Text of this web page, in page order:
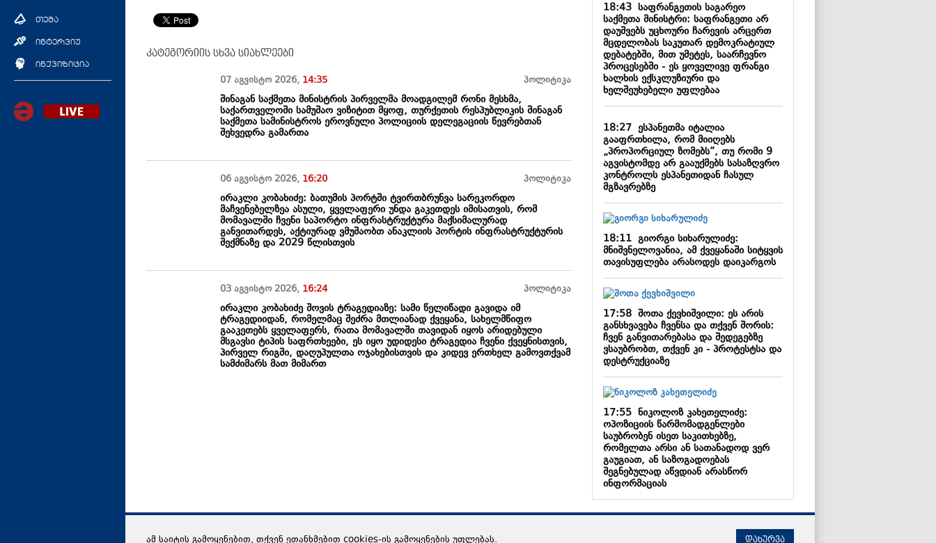
თემა
ინტერვიუ
ინქვიზიცია
კატეგორიის სხვა სიახლეები
07 აგვისტო 2026, 14:35 პოლიტიკა
შინაგან საქმეთა მინისტრის პირველმა მოადგილემ რონი მესხმა,
საქართველოში სამუშაო ვიზიტით მყოფ, თურქეთის რესპუბლიკის შინაგან
საქმეთა სამინისტროს ეროვნული პოლიციის დელეგაციის წევრებთან
შეხვედრა გამართა
06 აგვისტო 2026, 16:20 პოლიტიკა
ირაკლი კობახიძე: ბათუმის პორტში ტვირთბრუნვა სარეკორდო
მაჩვენებელზეა ასული, ყველაფერი უნდა გაკეთდეს იმისათვის, რომ
მომავალში ჩვენი საპორტო ინფრასტრუქტურა მაქსიმალურად
განვითარდეს, აქტიურად ვმუშაობთ ანაკლიის პორტის ინფრასტრუქტურის
შექმნაზე და 2029 წლისთვის
03 აგვისტო 2026, 16:24 პოლიტიკა
ირაკლი კობახიძე შოვის ტრაგედიაზე: სამი წელიწადი გავიდა იმ
ტრაგედიიდან, რომელმაც შეძრა მთლიანად ქვეყანა, სახელმწიფო
გააკეთებს ყველაფერს, რათა მომავალში თავიდან იყოს არიდებული
მსგავსი ტიპის საფრთხეები, ეს იყო უდიდესი ტრაგედია ჩვენი ქვეყნისთვის,
პირველ რიგში, დაღუპულთა ოჯახებისთვის და კიდევ ერთხელ გამოვთქვამ
სამძიმარს მათ მიმართ
18:43საფრანგეთის საგარეო
საქმეთა მინისტრი: საფრანგეთი არ
დაუშვებს უცხოური ჩარევის არცერთ
მცდელობას საკუთარ დემოკრატიულ
დებატებში, მით უმეტეს, საარჩევნო
პროცესებში - ეს ყოველივე ფრანგი
ხალხის ექსკლუზიური და
ხელშეუხებელი უფლებაა
18:27ესპანეთმა იტალია
გააფრთხილა, რომ მიიღებს
„პროპორციულ ზომებს“, თუ რომი 9
აგვისტომდე არ გააუქმებს სასაზღვრო
კონტროლს ესპანეთიდან ჩასულ
მგზავრებზე
18:11გიორგი სიხარულიძე:
მნიშვნელოვანია, ამ ქვეყანაში სიტყვის
თავისუფლება არასოდეს დაიკარგოს
17:58შოთა ქევხიშვილი: ეს არის
განსხვავება ჩვენსა და თქვენ შორის:
ჩვენ განვითარებასა და შედეგებზე
ვსაუბრობთ, თქვენ კი - პროტესტსა და
დესტრუქციაზე
17:55ნიკოლოზ კახეთელიძე:
ოპოზიციის წარმომადგენლები
საუბრობენ ისეთ საკითხებზე,
რომელთა არსი ან სათანადოდ ვერ
გაუგიათ, ან საზოგადოებას
შეგნებულად აწვდიან არასწორ
ინფორმაციას
ამ საიტის გამოყენებით, თქვენ ეთანხმებით cookies-ის გამოყენების უფლებას. დახურვა